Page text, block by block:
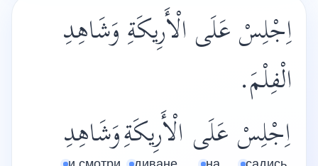
اِجْلِسْ عَلَى الْأَرِيكَةِ وَشَاهِدِ
الْفِلْمَ.
اِجْلِسْ عَلَى الْأَرِيكَةِوَشَاهِدِ